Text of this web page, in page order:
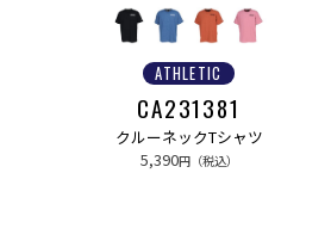
ATHLETIC
CA231381
クルーネックTシャツ
5,390円（税込）